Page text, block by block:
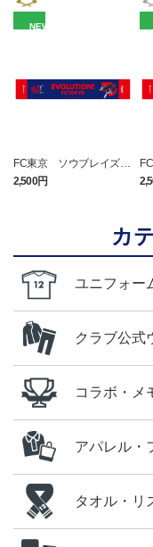
NEW
FC東京 ソウブレイズ
タオルマフラー
2,500円
オ
カ
ユニフォー
クラブ公式
コラボ・メ
アパレル・
タオル・リ